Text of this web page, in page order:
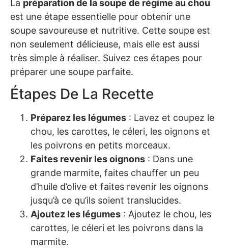
La préparation de la soupe de régime au chou
est une étape essentielle pour obtenir une
soupe savoureuse et nutritive. Cette soupe est
non seulement délicieuse, mais elle est aussi
très simple à réaliser. Suivez ces étapes pour
préparer une soupe parfaite.
Étapes De La Recette
Préparez les légumes : Lavez et coupez le
chou, les carottes, le céleri, les oignons et
les poivrons en petits morceaux.
Faites revenir les oignons : Dans une
grande marmite, faites chauffer un peu
d’huile d’olive et faites revenir les oignons
jusqu’à ce qu’ils soient translucides.
Ajoutez les légumes : Ajoutez le chou, les
carottes, le céleri et les poivrons dans la
marmite.